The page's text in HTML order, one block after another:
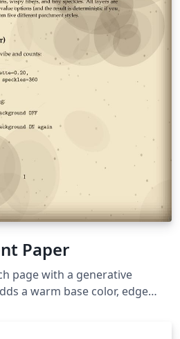
Paper
page with a generative
a warm base color, edge
fibers, and tiny speckles.
different parchment styles.